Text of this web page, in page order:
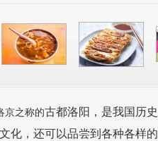
京之称的古都洛阳，是我国历
，还可以品尝到各种各样的